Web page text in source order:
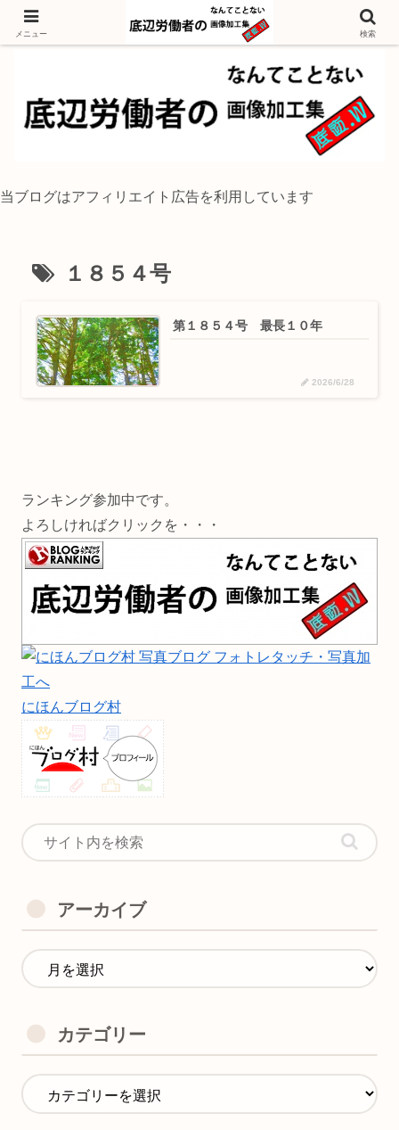
独身底辺おじさんが風景写真をイラスト風に加工するブログ
当ブログはアフィリエイト広告を利用しています
１８５４号
第１８５４号 最長１０年
2026/6/28
ランキング参加中です。
よろしければクリックを・・・
にほんブログ村
アーカイブ
カテゴリー
メニュー 検索